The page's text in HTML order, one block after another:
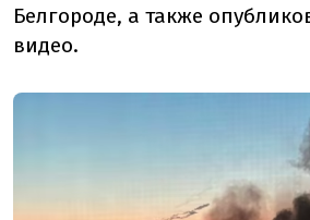
Белгороде, а также
видео.